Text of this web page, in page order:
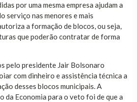
por uma mesma empresa ajudam a
serviço nas menores e mais
a formação de blocos, ou seja,
que poderão contratar de forma
pelo presidente Jair Bolsonaro
com dinheiro e assistência técnica a
desses blocos municipais. A
da Economia para o veto foi de que a